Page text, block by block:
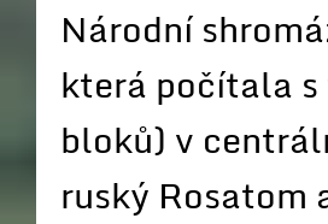
Národní
která počítala
bloků) v
ruský Rosatom